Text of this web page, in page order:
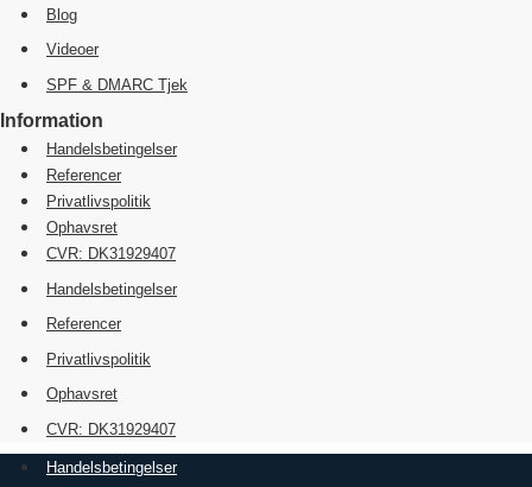
Blog
Videoer
SPF & DMARC Tjek
Information
Handelsbetingelser
Referencer
Privatlivspolitik
Ophavsret
CVR: DK31929407
Handelsbetingelser
Referencer
Privatlivspolitik
Ophavsret
CVR: DK31929407
Handelsbetingelser